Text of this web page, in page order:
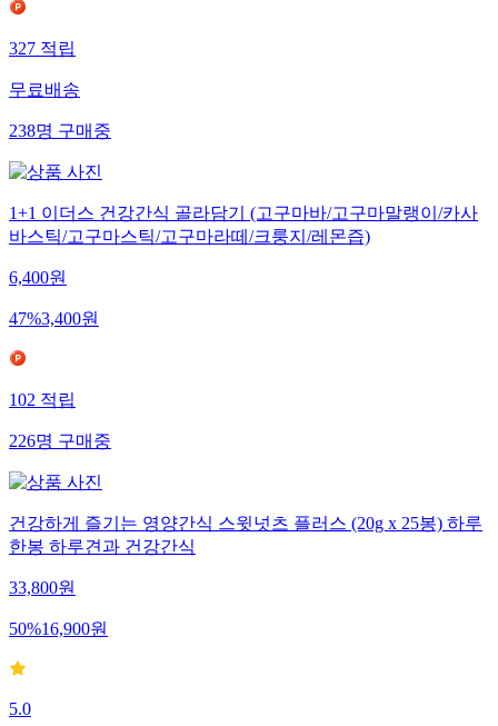
327적립
무료배송
238명구매중
1+1 이더스 건강간식 골라담기 (고구마바/고구마말랭이/카사
바스틱/고구마스틱/고구마라떼/크룽지/레몬즙)
6,400원
47%3,400원
102적립
226명구매중
건강하게 즐기는 영양간식 스윗넛츠 플러스 (20g x 25봉) 하루
한봉 하루견과 건강간식
33,800원
50%16,900원
5.0